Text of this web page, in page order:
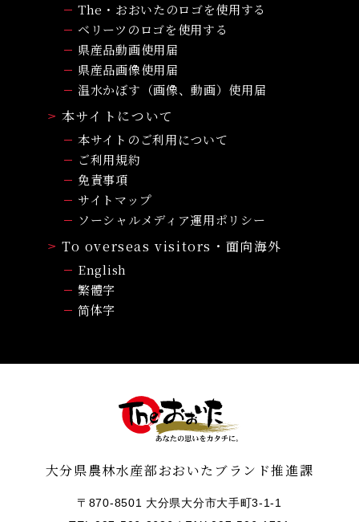
The・おおいたのロゴを使用する
ベリーツのロゴを使用する
県産品動画使用届
県産品画像使用届
温水かぼす（画像、動画）使用届
本サイトについて
本サイトのご利用について
ご利用規約
免責事項
サイトマップ
ソーシャルメディア運用ポリシー
To overseas visitors・面向海外
English
繁體字
简体字
大分県農林水産部おおいたブランド推進課
〒870-8501 大分県大分市大手町3-1-1